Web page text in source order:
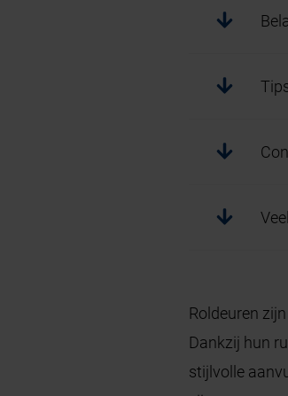
Roldeuren
Dankzij hun
stijlvolle